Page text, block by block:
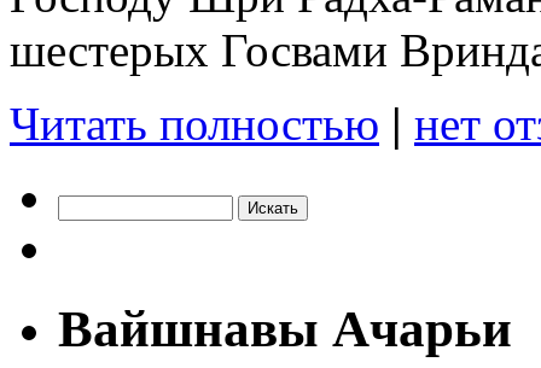
шестерых Госвами
Читать полностью | нет
Вайшнавы Ачарьи